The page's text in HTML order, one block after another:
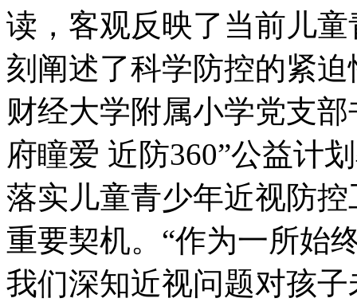
读，客观反映了当前儿
刻阐述了科学防控的紧
财经大学附属小学党支
府瞳爱 近防360”公益计
落实儿童青少年近视防
重要契机。“作为一所始
我们深知近视问题对孩